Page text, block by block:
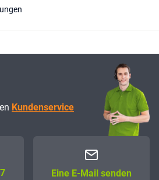
Kundenservice
Eine E-Mail senden